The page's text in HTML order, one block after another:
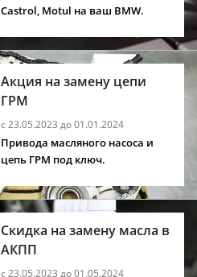
Castrol, Motul на ваш BMW.
Акция на замену цепи
ГРМ
с 23.05.2023 до 01.01.2024
Привода масляного насоса и
цепь ГРМ под ключ.
Скидка на замену масла в
АКПП
с 23.05.2023 до 01.05.2024